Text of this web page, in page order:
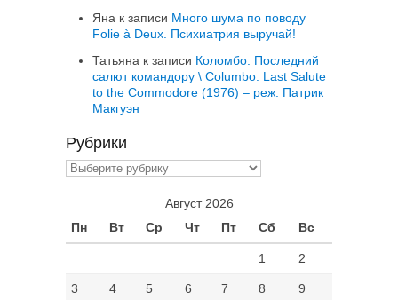
Яна к записи Много шума по поводу
Folie à Deux. Психиатрия выручай!
Татьяна к записи Коломбо: Последний
салют командору \ Columbo: Last Salute
to the Commodore (1976) – реж. Патрик
Макгуэн
Рубрики
Рубрики
Август 2026
Пн
Вт Ср Чт Пт Сб Вс
1 2
3 4 5 6 7 8 9